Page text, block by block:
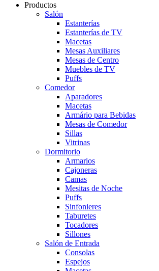
Productos
Salón
Estanterías
Estanterías de TV
Macetas
Mesas Auxiliares
Mesas de Centro
Muebles de TV
Puffs
Comedor
Aparadores
Macetas
Armário para Bebidas
Mesas de Comedor
Sillas
Vitrinas
Dormitorio
Armarios
Cajoneras
Camas
Mesitas de Noche
Puffs
Sinfonieres
Taburetes
Tocadores
Sillones
Salón de Entrada
Consolas
Espejos